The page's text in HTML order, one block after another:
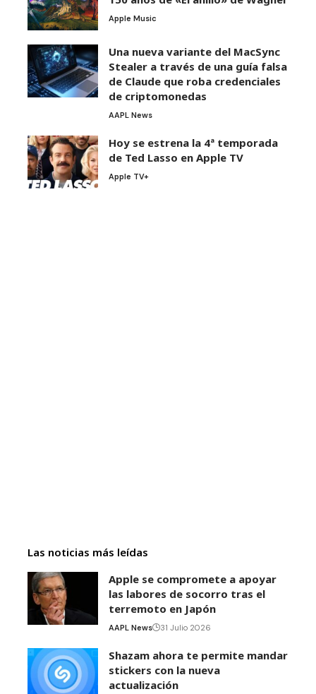
Apple Music
Una nueva variante del MacSync
Stealer a través de una guía falsa
de Claude que roba credenciales
de criptomonedas
AAPL News
Hoy se estrena la 4ª temporada
de Ted Lasso en Apple TV
Apple TV+
Las noticias más leídas
Apple se compromete a apoyar
las labores de socorro tras el
terremoto en Japón
AAPL News 31 Julio 2026
Shazam ahora te permite mandar
stickers con la nueva
actualización